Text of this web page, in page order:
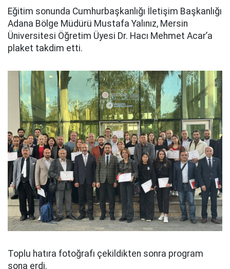
Eğitim sonunda Cumhurbaşkanlığı İletişim Başkanlığı
Adana Bölge Müdürü Mustafa Yalınız, Mersin
Üniversitesi Öğretim Üyesi Dr. Hacı Mehmet Acar’a
plaket takdim etti.
Toplu hatıra fotoğrafı çekildikten sonra program
sona erdi.